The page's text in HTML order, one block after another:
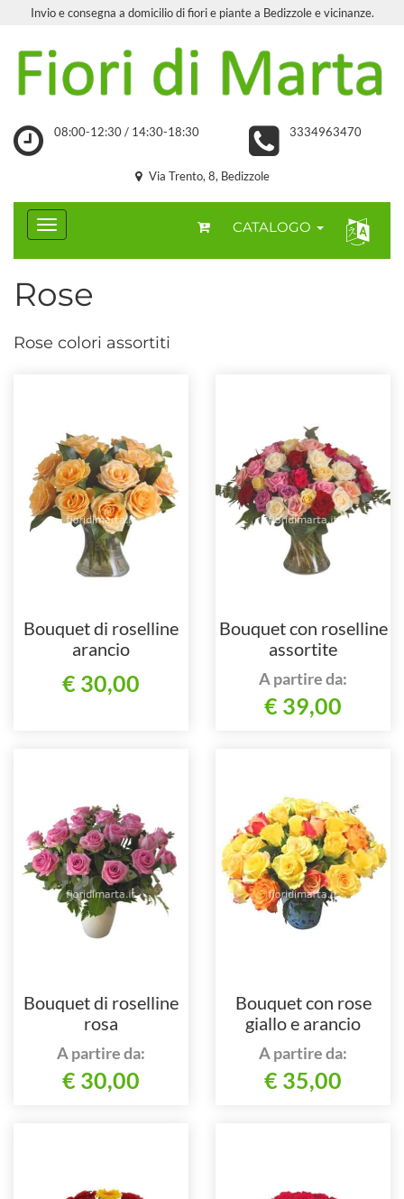
Invio e consegna a domicilio di fiori e piante a Bedizzole e vicinanze.
08:00-12:30 / 14:30-18:30 3334963470
Via Trento, 8, Bedizzole
CATALOGO
Rose
Rose colori assortiti
Bouquet di roselline
arancio
€ 30,00
Bouquet con roselline
assortite
A partire da:
€ 39,00
Bouquet di roselline
rosa
A partire da:
€ 30,00
Bouquet con rose
giallo e arancio
A partire da:
€ 35,00